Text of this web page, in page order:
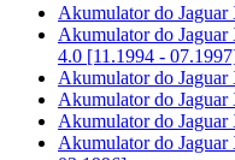
Akumulator do
Akumulator do Jaguar
4.0 [11.1994 -
Akumulator do
Akumulator do
Akumulator do
Akumulator do